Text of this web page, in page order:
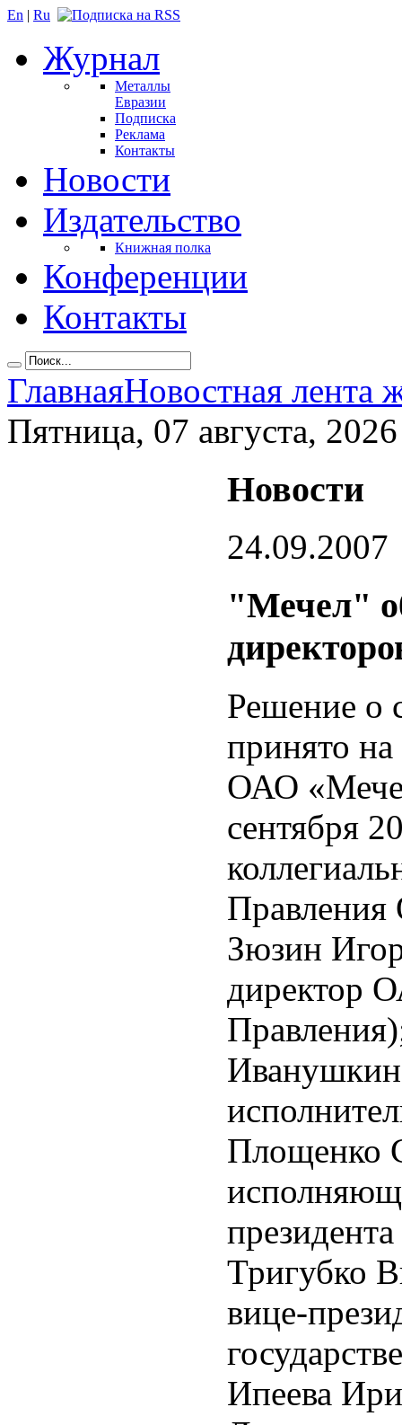
En | Ru
Журнал
Металлы
Евразии
Подписка
Реклама
Контакты
Новости
Издательство
Книжная полка
Конференции
Контакты
ГлавнаяНовостная лента
Пятница, 07 августа, 2026
Новости
24.09.2007
"Мечел"
Решение о
принято на
ОАО
сентября
Зюзин
директор
Иванушкин
Площенко
Тригубко
вице-
Ипеева